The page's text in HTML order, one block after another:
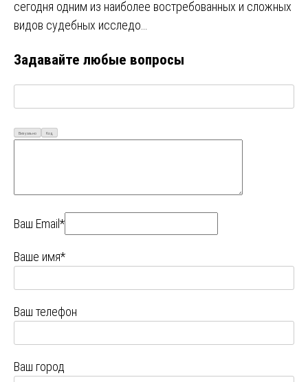
сегодня одним из наиболее востребованных и сложных
видов судебных исследо…
Задавайте любые вопросы
Визуально Код
Ваш Email*
Ваше имя*
Ваш телефон
Ваш город